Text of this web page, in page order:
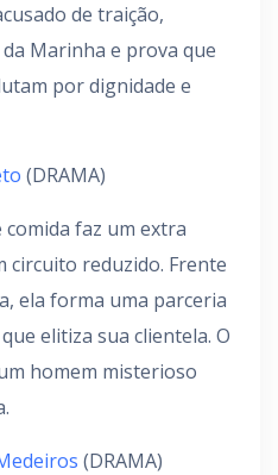
de traição,
Marinha e prova que
por dignidade e
(DRAMA)
faz um extra
circuito reduzido. Frente
ela forma uma parceria
elitiza sua clientela. O
homem misterioso
(DRAMA)